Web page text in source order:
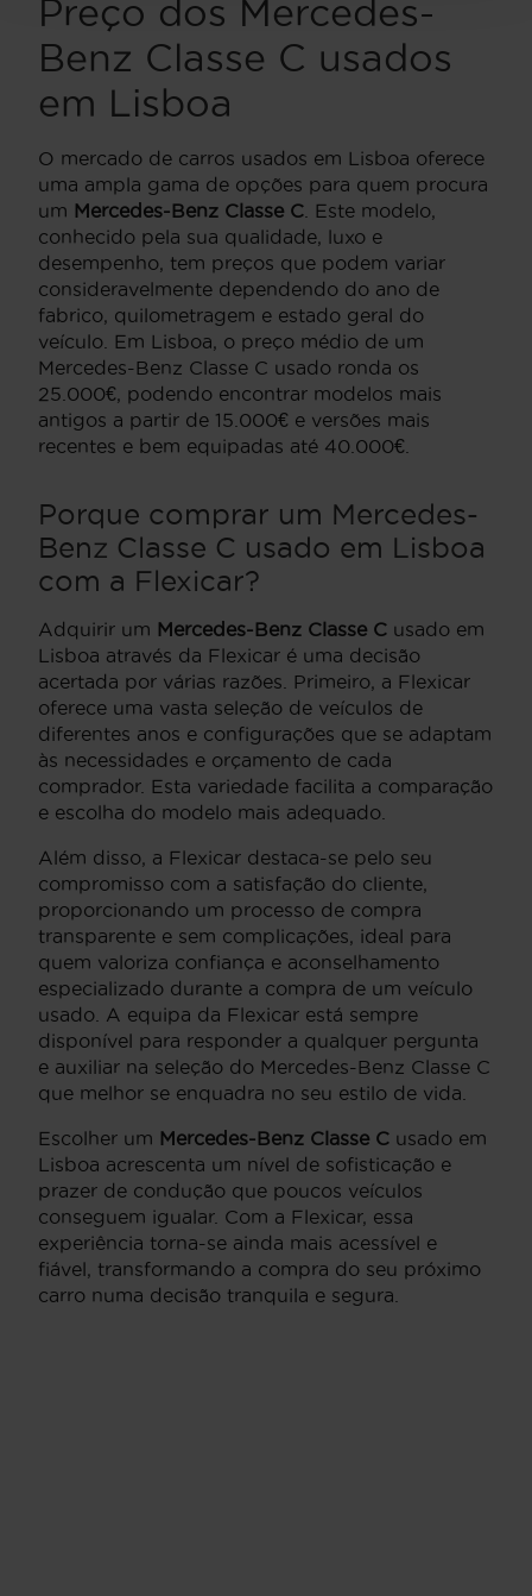
Preço dos Mercedes-
Benz Classe C usados
em Lisboa
O mercado de carros usados em Lisboa oferece
uma ampla gama de opções para quem procura
um Mercedes-Benz Classe C . Este modelo,
conhecido pela sua qualidade, luxo e
desempenho, tem preços que podem variar
consideravelmente dependendo do ano de
fabrico, quilometragem e estado geral do
veículo. Em Lisboa, o preço médio de um
Mercedes-Benz Classe C usado ronda os
25.000€, podendo encontrar modelos mais
antigos a partir de 15.000€ e versões mais
recentes e bem equipadas até 40.000€.
Porque comprar um Mercedes-
Benz Classe C usado em Lisboa
com a Flexicar?
Adquirir um Mercedes-Benz Classe C usado em
Lisboa através da Flexicar é uma decisão
acertada por várias razões. Primeiro, a Flexicar
oferece uma vasta seleção de veículos de
diferentes anos e configurações que se adaptam
às necessidades e orçamento de cada
comprador. Esta variedade facilita a comparação
e escolha do modelo mais adequado.
Além disso, a Flexicar destaca-se pelo seu
compromisso com a satisfação do cliente,
proporcionando um processo de compra
transparente e sem complicações, ideal para
quem valoriza confiança e aconselhamento
especializado durante a compra de um veículo
usado. A equipa da Flexicar está sempre
disponível para responder a qualquer pergunta
e auxiliar na seleção do Mercedes-Benz Classe C
que melhor se enquadra no seu estilo de vida.
Escolher um Mercedes-Benz Classe C usado em
Lisboa acrescenta um nível de sofisticação e
prazer de condução que poucos veículos
conseguem igualar. Com a Flexicar, essa
experiência torna-se ainda mais acessível e
fiável, transformando a compra do seu próximo
carro numa decisão tranquila e segura.